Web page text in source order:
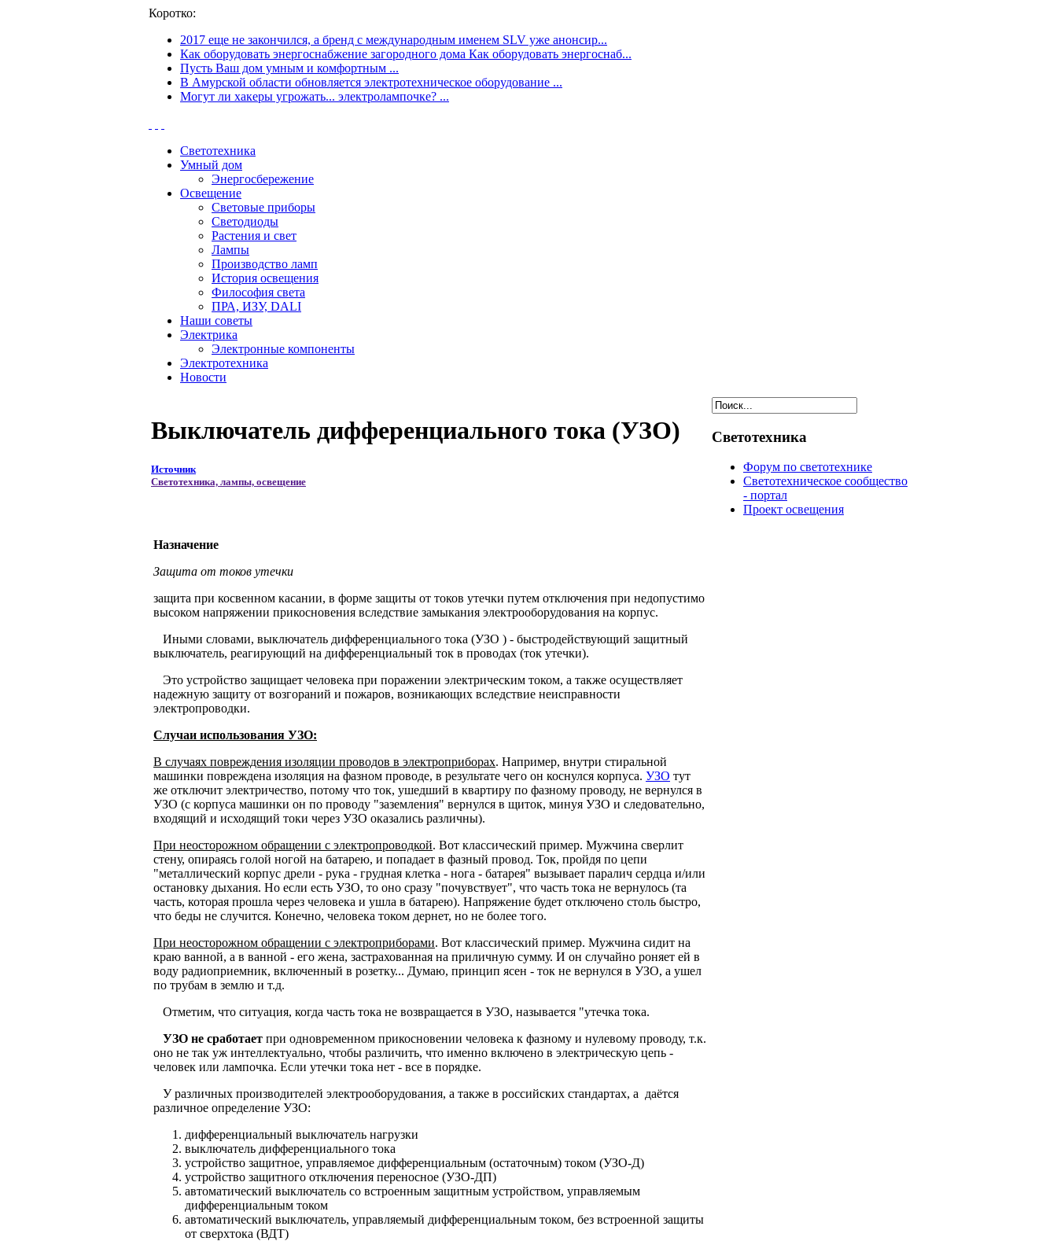
Коротко:
2017 еще не закончился, а бренд с международным именем SLV уже анонсир...
Как оборудовать энергоснабжение загородного дома Как оборудовать энергоснаб...
Пусть Ваш дом умным и комфортным ...
В Амурской области обновляется электротехническое оборудование ...
Могут ли хакеры угрожать... электролампочке? ...
Светотехника
Умный дом
Энергосбережение
Освещение
Световые приборы
Светодиоды
Растения и свет
Лампы
Производство ламп
История освещения
Философия света
ПРА, ИЗУ, DALI
Наши советы
Электрика
Электронные компоненты
Электротехника
Новости
Выключатель дифференциального тока (УЗО)
Источник
Светотехника, лампы, освещение
Назначение
Защита от токов утечки
защита при косвенном касании, в форме защиты от токов утечки путем отключения при недопустимо
высоком напряжении прикосновения вследствие замыкания электрооборудования на корпус.
Иными словами, выключатель дифференциального тока (УЗО ) - быстродействующий защитный
выключатель, реагирующий на дифференциальный ток в проводах (ток утечки).
Это устройство защищает человека при поражении электрическим током, а также осуществляет
надежную защиту от возгораний и пожаров, возникающих вследствие неисправности
электропроводки.
Случаи использования УЗО:
В случаях повреждения изоляции проводов в электроприборах. Например, внутри стиральной
машинки повреждена изоляция на фазном проводе, в результате чего он коснулся корпуса. УЗО тут
же отключит электричество, потому что ток, ушедший в квартиру по фазному проводу, не вернулся в
УЗО (с корпуса машинки он по проводу "заземления" вернулся в щиток, минуя УЗО и следовательно,
входящий и исходящий токи через УЗО оказались различны).
При неосторожном обращении с электропроводкой. Вот классический пример. Мужчина сверлит
стену, опираясь голой ногой на батарею, и попадает в фазный провод. Ток, пройдя по цепи
"металлический корпус дрели - рука - грудная клетка - нога - батарея" вызывает паралич сердца и/или
остановку дыхания. Но если есть УЗО, то оно сразу "почувствует", что часть тока не вернулось (та
часть, которая прошла через человека и ушла в батарею). Напряжение будет отключено столь быстро,
что беды не случится. Конечно, человека током дернет, но не более того.
При неосторожном обращении с электроприборами. Вот классический пример. Мужчина сидит на
краю ванной, а в ванной - его жена, застрахованная на приличную сумму. И он случайно роняет ей в
воду радиоприемник, включенный в розетку... Думаю, принцип ясен - ток не вернулся в УЗО, а ушел
по трубам в землю и т.д.
Отметим, что ситуация, когда часть тока не возвращается в УЗО, называется "утечка тока.
УЗО не сработает при одновременном прикосновении человека к фазному и нулевому проводу, т.к.
оно не так уж интеллектуально, чтобы различить, что именно включено в электрическую цепь -
человек или лампочка. Если утечки тока нет - все в порядке.
У различных производителей электрооборудования, а также в российских стандартах, а даётся
различное определение УЗО:
дифференциальный выключатель нагрузки
выключатель дифференциального тока
устройство защитное, управляемое дифференциальным (остаточным) током (УЗО-Д)
устройство защитного отключения переносное (УЗО-ДП)
автоматический выключатель со встроенным защитным устройством, управляемым
дифференциальным током
автоматический выключатель, управляемый дифференциальным током, без встроенной защиты
от сверхтока (ВДТ)
Светотехника
Форум по светотехнике
Светотехническое сообщество
- портал
Проект освещения